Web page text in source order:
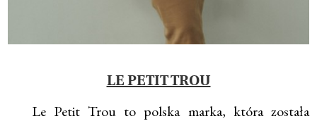
LE PETIT TROU
Le Petit Trou to polska marka, która została